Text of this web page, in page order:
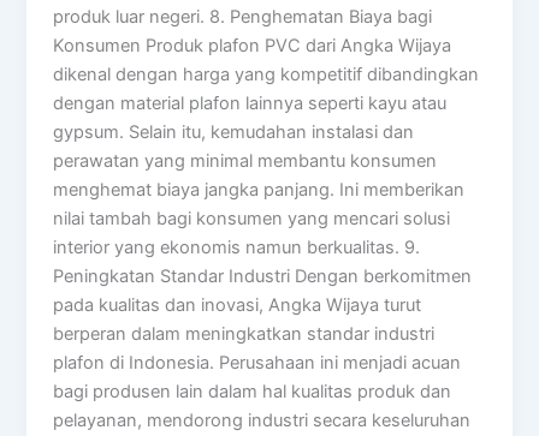
produk luar negeri. 8. Penghematan Biaya bagi
Konsumen Produk plafon PVC dari Angka Wijaya
dikenal dengan harga yang kompetitif dibandingkan
dengan material plafon lainnya seperti kayu atau
gypsum. Selain itu, kemudahan instalasi dan
perawatan yang minimal membantu konsumen
menghemat biaya jangka panjang. Ini memberikan
nilai tambah bagi konsumen yang mencari solusi
interior yang ekonomis namun berkualitas. 9.
Peningkatan Standar Industri Dengan berkomitmen
pada kualitas dan inovasi, Angka Wijaya turut
berperan dalam meningkatkan standar industri
plafon di Indonesia. Perusahaan ini menjadi acuan
bagi produsen lain dalam hal kualitas produk dan
pelayanan, mendorong industri secara keseluruhan